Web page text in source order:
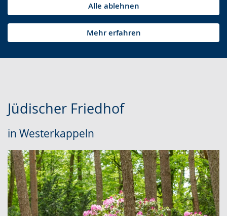
Alle ablehnen
Mehr erfahren
Jüdischer Friedhof
in Westerkappeln